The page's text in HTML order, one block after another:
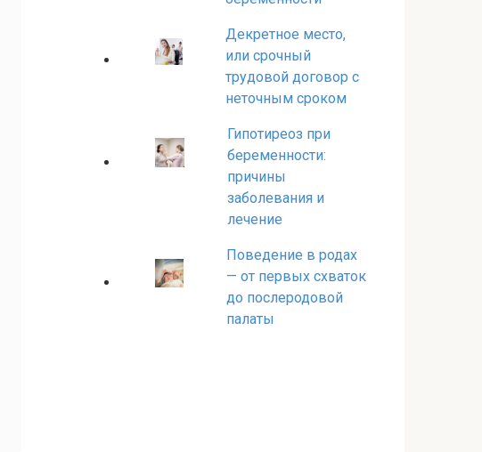
Декретное место,
или срочный
трудовой договор с
неточным сроком
Гипотиреоз при
беременности:
причины
заболевания и
лечение
Поведение в родах
— от первых схваток
до послеродовой
палаты